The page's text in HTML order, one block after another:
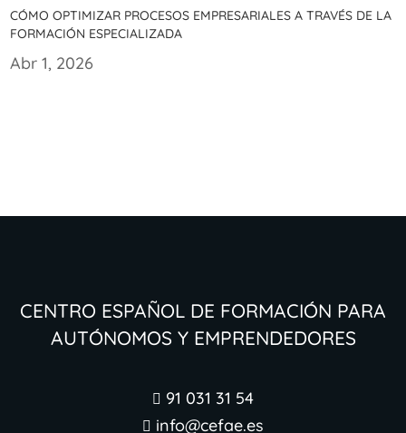
Cómo optimizar procesos empresariales a través de la
formación especializada
Abr 1, 2026
Centro Español de Formación para
Autónomos y Emprendedores
 91 031 31 54
 info@cefae.es